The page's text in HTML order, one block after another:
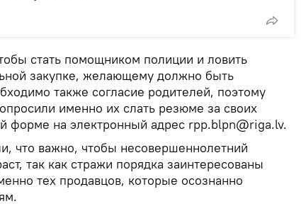
стать помощником полиции и ловить
закупке, желающему должно быть
также согласие родителей, поэтому
именно их слать резюме за своих
форме на электронный адрес rpp.blpn@riga.lv.
что важно, чтобы несовершеннолетний
так как стражи порядка заинтересованы
тех продавцов, которые осознанно